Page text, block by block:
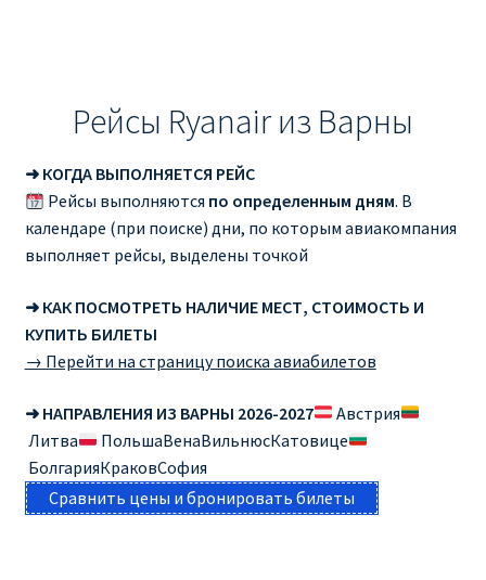
Рейсы Ryanair из Варны
➜ КОГДА ВЫПОЛНЯЕТСЯ РЕЙС
Рейсы выполняются по определенным дням. В
календаре (при поиске) дни, по которым авиакомпания
выполняет рейсы, выделены точкой
➜ КАК ПОСМОТРЕТЬ НАЛИЧИЕ МЕСТ, СТОИМОСТЬ И
КУПИТЬ БИЛЕТЫ
→ Перейти на страницу поиска авиабилетов
➜ НАПРАВЛЕНИЯ ИЗ ВАРНЫ 2026-2027
Австрия
Литва
ПольшаВенаВильнюсКатовице
БолгарияКраковСофия
Сравнить цены и бронировать билеты